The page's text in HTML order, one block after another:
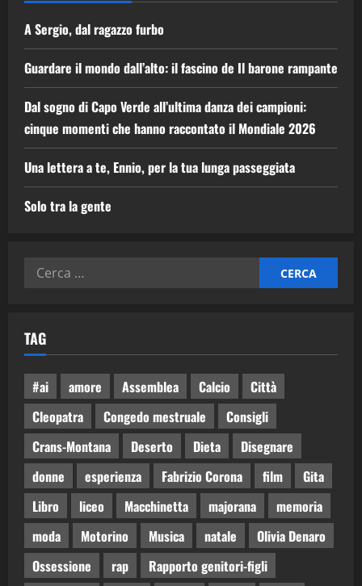
A Sergio, dal ragazzo furbo
Guardare il mondo dall’alto: il fascino de Il barone rampante
Dal sogno di Capo Verde all’ultima danza dei campioni:
cinque momenti che hanno raccontato il Mondiale 2026
Una lettera a te, Ennio, per la tua lunga passeggiata
Solo tra la gente
TAG
#ai amore Assemblea Calcio
Città
Cleopatra
Congedo mestruale
Consigli
Crans-Montana
Deserto Dieta
Disegnare
donne
esperienza Fabrizio Corona film
Gita
Libro
liceo Macchinetta majorana
memoria
moda
Motorino Musica natale
Olivia Denaro
Ossessione
rap
Rapporto genitori-figli